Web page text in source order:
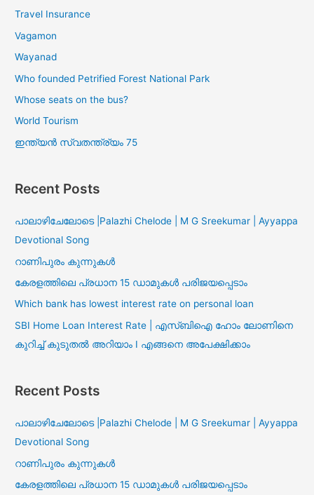
Travel Insurance
Vagamon
Wayanad
Who founded Petrified Forest National Park
Whose seats on the bus?
World Tourism
ഇന്ത്യൻ സ്വതന്ത്ര്യം 75
Recent Posts
പാലാഴിചേലോടെ |Palazhi Chelode | M G Sreekumar | Ayyappa
Devotional Song
റാണിപുരം കുന്നുകൾ
കേരളത്തിലെ പ്രധാന 15 ഡാമുകൾ പരിജയപ്പെടാം
Which bank has lowest interest rate on personal loan
SBI Home Loan Interest Rate | എസ്ബിഐ ഹോം ലോണിനെ
കുറിച്ച് കുടുതൽ അറിയാം I എങ്ങനെ അപേക്ഷിക്കാം
Recent Posts
പാലാഴിചേലോടെ |Palazhi Chelode | M G Sreekumar | Ayyappa
Devotional Song
റാണിപുരം കുന്നുകൾ
കേരളത്തിലെ പ്രധാന 15 ഡാമുകൾ പരിജയപ്പെടാം